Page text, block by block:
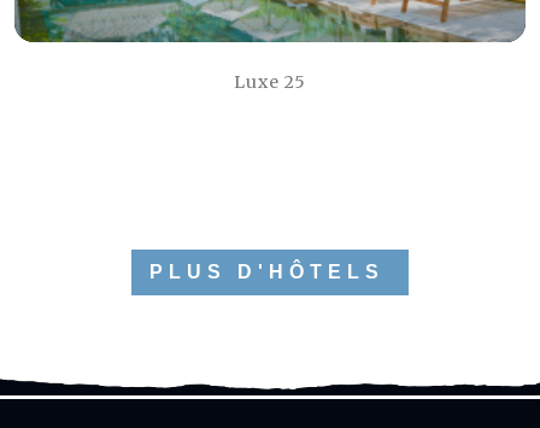
Luxe 25
PLUS D'HÔTELS